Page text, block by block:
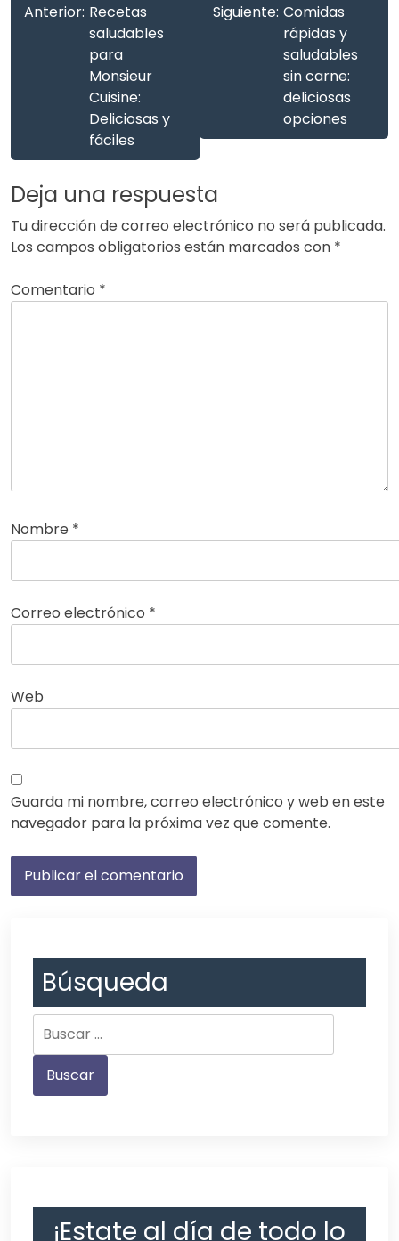
Anterior: Recetas
saludables
para
Monsieur
Cuisine:
Deliciosas y
fáciles
Siguiente: Comidas
rápidas y
saludables
sin carne:
deliciosas
opciones
Deja una respuesta
Tu dirección de correo electrónico no será publicada.
Los campos obligatorios están marcados con *
Comentario *
Nombre *
Correo electrónico *
Web
Guarda mi nombre, correo electrónico y web en este
navegador para la próxima vez que comente.
Búsqueda
¡Estate al día de todo lo